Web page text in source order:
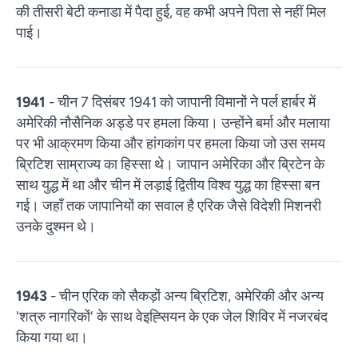
की तीसरी बेटी कनाडा में पैदा हुई, वह कभी अपने पिता से नहीं मिल
पाई।
1941 - चीन 7 दिसंबर 1941 को जापानी विमानों ने पर्ल हार्बर में
अमेरिकी नौसैनिक अड्डे पर हमला किया। उन्होंने बर्मा और मलाया
पर भी आक्रमण किया और हांगकांग पर हमला किया जो उस समय
ब्रिटिश साम्राज्य का हिस्सा थे। जापान अमेरिका और ब्रिटेन के
साथ युद्ध में था और चीन में लड़ाई द्वितीय विश्व युद्ध का हिस्सा बन
गई। जहाँ तक जापानियों का सवाल है एरिक जैसे विदेशी मिशनरी
उनके दुश्मन थे।
1943 - चीन एरिक को सैकड़ों अन्य ब्रिटिश, अमेरिकी और अन्य
'शत्रु नागरिकों' के साथ वेइह्सियन के एक जेल शिविर में नजरबंद
किया गया था।